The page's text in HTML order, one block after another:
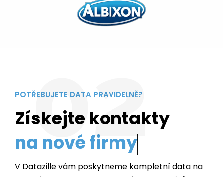
02
POTŘEBUJETE DATA PRAVIDELNĚ?
Získejte kontakty
V Datazille vám poskytneme kompletní data na
bezmála 3 miliony společností a živnostníků v
České republice. Za měsíční poplatek můžete